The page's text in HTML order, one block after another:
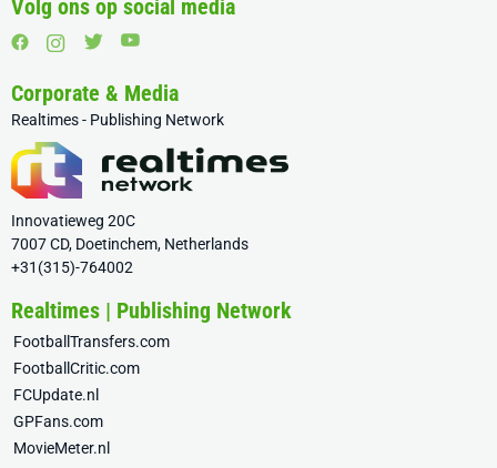
Volg ons op social media
Corporate & Media
Realtimes - Publishing Network
Innovatieweg 20C
7007 CD, Doetinchem, Netherlands
+31(315)-764002
Realtimes | Publishing Network
FootballTransfers.com
FootballCritic.com
FCUpdate.nl
GPFans.com
MovieMeter.nl